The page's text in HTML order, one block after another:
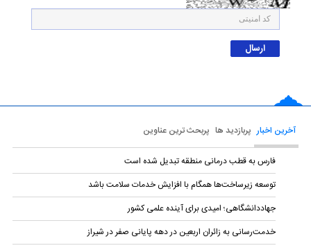
آخرین اخبار پربازدید ها پربحث ترین عناوین
فارس به قطب درمانی منطقه تبدیل شده است
توسعه زیرساخت‌ها همگام با افزایش خدمات سلامت باشد
جهاددانشگاهی؛ امیدی برای آینده علمی کشور
خدمت‌رسانی به زائران اربعین در دهه پایانی صفر در شیراز